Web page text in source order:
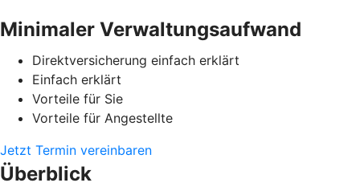
Minimaler Verwaltungsaufwand
Direktversicherung einfach erklärt
Einfach erklärt
Vorteile für Sie
Vorteile für Angestellte
Jetzt Termin vereinbaren
Überblick